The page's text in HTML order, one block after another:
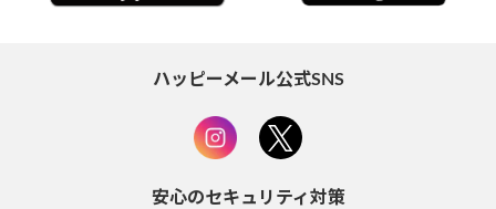
ハッピーメール公式SNS
安心のセキュリティ対策